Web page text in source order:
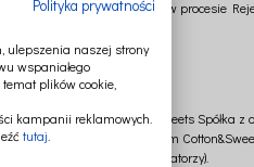
w formularzach danych w procesie
są przechowywane?
których korzysta Cotton&Sweets
albo podlegają poleceniom
ich przetwarzania (administratorzy).
Polityka prywatności
ulepszenia naszej strony
wspaniałego
plików cookie,
kampanii reklamowych.
tutaj